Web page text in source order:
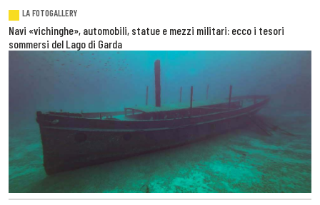
LA FOTOGALLERY
Navi «vichinghe», automobili, statue e mezzi militari: ecco i tesori
sommersi del Lago di Garda